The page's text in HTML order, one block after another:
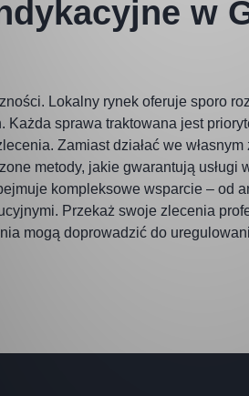
w
Lokalny rynek oferuje sporo
sprawa traktowana jest
Zamiast działać we
metody, jakie gwarantują usługi
kompleksowe wsparcie – od
Przekaż swoje zlecenia
mogą doprowadzić do